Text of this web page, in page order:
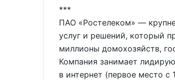
***
ПАО «Ростелеком» —
услуг и решений, который
миллионы домохозяйств,
Компания занимает
в интернет (первое место